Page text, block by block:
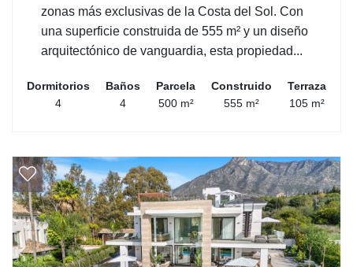
zonas más exclusivas de la Costa del Sol. Con
una superficie construida de 555 m² y un diseño
arquitectónico de vanguardia, esta propiedad...
Dormitorios
4
Baños
4
Parcela
500 m²
Construido
555 m²
Terraza
105 m²